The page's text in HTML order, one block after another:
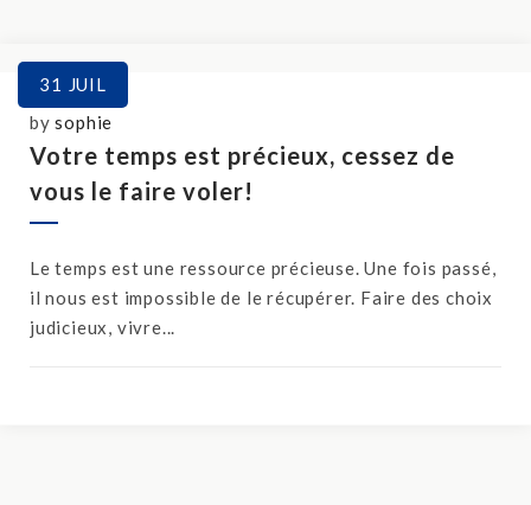
31 JUIL
bysophie
Votre temps est précieux, cessez de
vous le faire voler!
Le temps est une ressource précieuse. Une fois passé,
il nous est impossible de le récupérer. Faire des choix
judicieux, vivre...